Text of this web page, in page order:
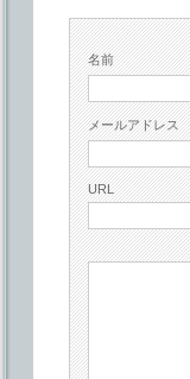
名前
メールアドレス
URL